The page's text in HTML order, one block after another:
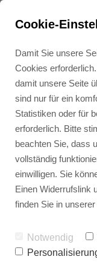
die
Cookie-
Damit Sie unsere
Cookies
damit unsere Seite
sind nur für ein
Statistiken oder für
erforderlich. Bitte
beachten Sie, dass
vollständig
einwilligen. Sie
Einen Widerrufslink
finden Sie in unserer
Notwendig